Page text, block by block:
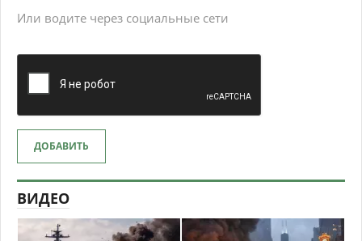
Или водите через социальные сети
ДОБАВИТЬ
ВИДЕО